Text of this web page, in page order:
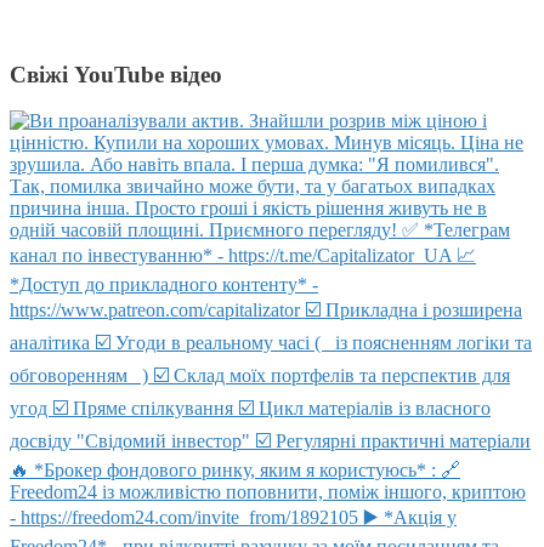
Свіжі YouTube відео